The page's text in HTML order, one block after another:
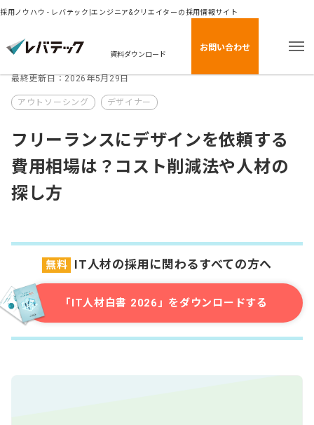
採用ノウハウ - レバテック|エンジニア&クリエイターの採用情報サイト
資料ダウンロード
お問い合わせ
最終更新日：2026年5月29日
アウトソーシング デザイナー
フリーランスにデザインを依頼する
費用相場は？コスト削減法や人材の
探し方
無料 IT人材の採用に関わるすべての方へ
「IT人材白書 2026」をダウンロードする